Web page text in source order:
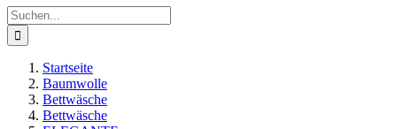
Suche
nach:
Startseite
Baumwolle
Bettwäsche
Bettwäsche